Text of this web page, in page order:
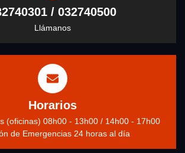
/ 032740500
Llámanos
Horarios
(oficinas) 08h00 - 13h00 / 14h00 - 17h00
de Emergencias 24 horas al día